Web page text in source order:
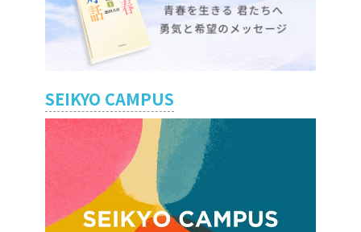
SEIKYO CAMPUS